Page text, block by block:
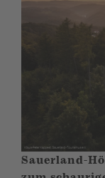
Sauerland-